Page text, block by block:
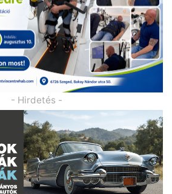
- Hirdetés -